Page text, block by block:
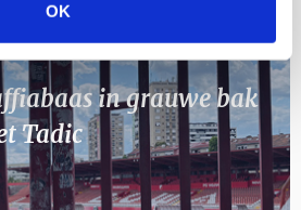
OK
in grauwe bak
Tadic